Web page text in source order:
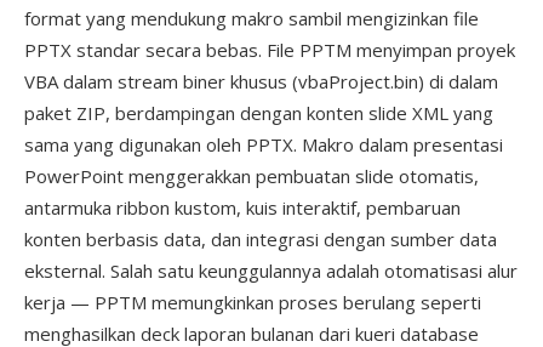
format yang mendukung makro sambil mengizinkan file
PPTX standar secara bebas. File PPTM menyimpan proyek
VBA dalam stream biner khusus (vbaProject.bin) di dalam
paket ZIP, berdampingan dengan konten slide XML yang
sama yang digunakan oleh PPTX. Makro dalam presentasi
PowerPoint menggerakkan pembuatan slide otomatis,
antarmuka ribbon kustom, kuis interaktif, pembaruan
konten berbasis data, dan integrasi dengan sumber data
eksternal. Salah satu keunggulannya adalah otomatisasi alur
kerja — PPTM memungkinkan proses berulang seperti
menghasilkan deck laporan bulanan dari kueri database